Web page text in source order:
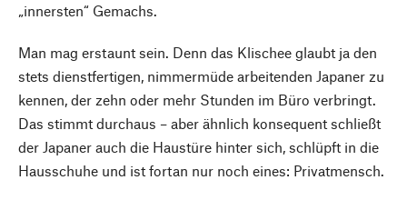
„innersten“ Gemachs.
Man mag erstaunt sein. Denn das Klischee glaubt ja den
stets dienstfertigen, nimmermüde arbeitenden Japaner zu
kennen, der zehn oder mehr Stunden im Büro verbringt.
Das stimmt durchaus – aber ähnlich konsequent schließt
der Japaner auch die Haustüre hinter sich, schlüpft in die
Hausschuhe und ist fortan nur noch eines: Privatmensch.